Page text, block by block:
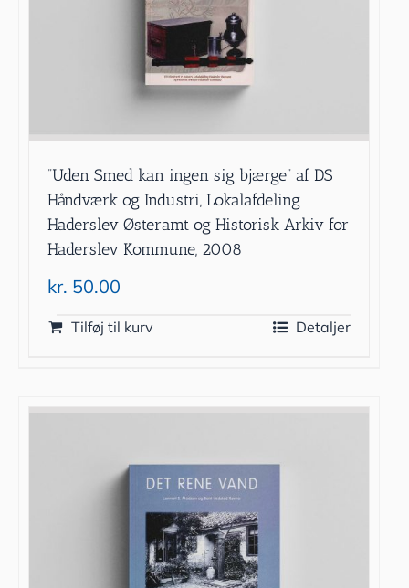
”Uden Smed kan ingen sig bjærge” af DS
Håndværk og Industri, Lokalafdeling
Haderslev Østeramt og Historisk Arkiv for
Haderslev Kommune, 2008
kr. 50.00
Tilføj til kurv Detaljer